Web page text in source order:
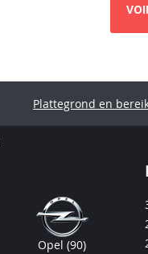
Plattegrond en
Opel(90)